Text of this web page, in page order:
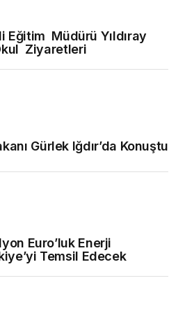
Eğitim Müdürü Yıldıray
Ziyaretleri
Gürlek Iğdır’da Konuştu
Euro’luk Enerji
Temsil Edecek